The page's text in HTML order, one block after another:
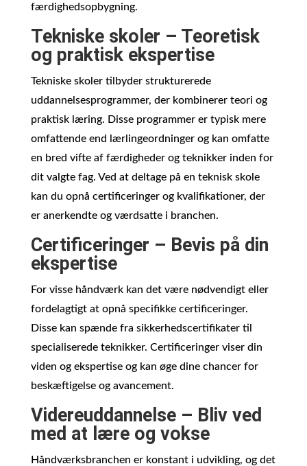
færdighedsopbygning.
Tekniske skoler – Teoretisk
og praktisk ekspertise
Tekniske skoler tilbyder strukturerede
uddannelsesprogrammer, der kombinerer teori og
praktisk læring. Disse programmer er typisk mere
omfattende end lærlingeordninger og kan omfatte
en bred vifte af færdigheder og teknikker inden for
dit valgte fag. Ved at deltage på en teknisk skole
kan du opnå certificeringer og kvalifikationer, der
er anerkendte og værdsatte i branchen.
Certificeringer – Bevis på din
ekspertise
For visse håndværk kan det være nødvendigt eller
fordelagtigt at opnå specifikke certificeringer.
Disse kan spænde fra sikkerhedscertifikater til
specialiserede teknikker. Certificeringer viser din
viden og ekspertise og kan øge dine chancer for
beskæftigelse og avancement.
Videreuddannelse – Bliv ved
med at lære og vokse
Håndværksbranchen er konstant i udvikling, og det